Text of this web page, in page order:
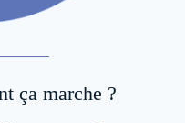
ça marche ?